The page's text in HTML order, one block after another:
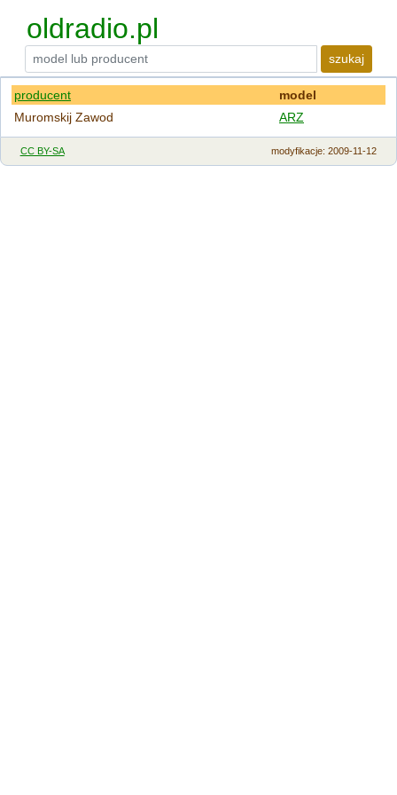
oldradio.pl
szukaj
producent
model
Muromskij Zawod
ARZ
CC BY-SA modyfikacje: 2009-11-12